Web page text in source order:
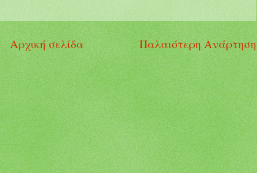
Παλαιότερη Ανάρτηση
Αρχική σελίδα